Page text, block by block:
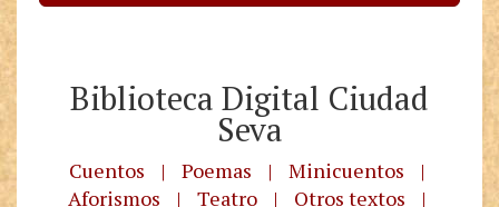
Biblioteca Digital Ciudad
Seva
Cuentos | Poemas | Minicuentos
|
Aforismos
| Teatro | Otros textos
|